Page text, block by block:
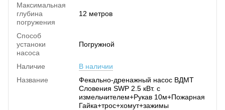
Максимальная
глубина
погружения
12 метров
Способ
устаноки
насоса
Погружной
Наличие
В наличии
Название
Фекально-дренажный насос ВДМТ
Словения SWP 2.5 кВт. с
измельчителем+Рукав 10м+Пожарная
Гайка+трос+хомут+зажимы